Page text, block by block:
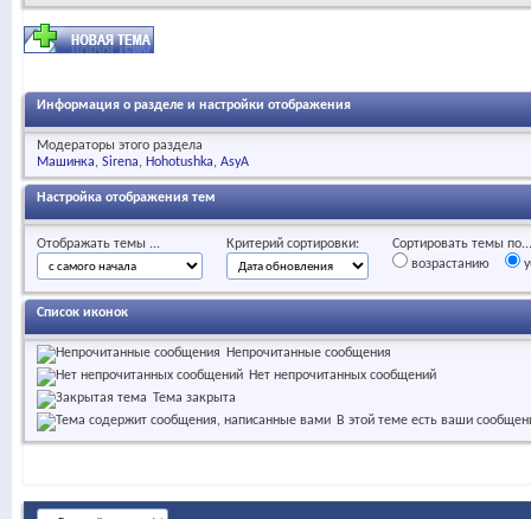
Информация о разделе и настройки отображения
Модераторы этого раздела
Машинка Sirena Hohotushka AsyA
Настройка отображения тем
Отображать темы ... Критерий сортировки:
Сортировать темы по...
возрастанию
Список иконок
Непрочитанные сообщения
Нет непрочитанных сообщений
Тема закрыта
В этой теме есть ваши